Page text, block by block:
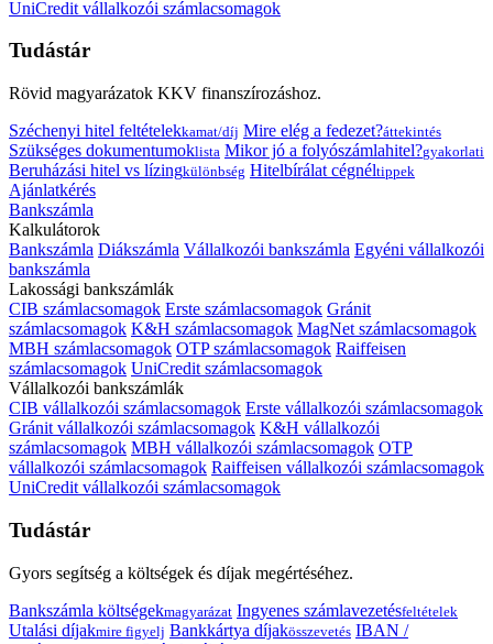
UniCredit vállalkozói számlacsomagok
Tudástár
Rövid magyarázatok KKV finanszírozáshoz.
Széchenyi hitel feltételekkamat/díj Mire elég a fedezet?áttekintés
Szükséges dokumentumoklista Mikor jó a folyószámlahitel?gyakorlati
Beruházási hitel vs lízingkülönbség Hitelbírálat cégnéltippek
Ajánlatkérés
Bankszámla
Kalkulátorok
Bankszámla Diákszámla Vállalkozói bankszámla Egyéni vállalkozói
bankszámla
Lakossági bankszámlák
CIB számlacsomagok Erste számlacsomagok Gránit
számlacsomagok K&H számlacsomagok MagNet számlacsomagok
MBH számlacsomagok OTP számlacsomagok Raiffeisen
számlacsomagok UniCredit számlacsomagok
Vállalkozói bankszámlák
CIB vállalkozói számlacsomagok Erste vállalkozói számlacsomagok
Gránit vállalkozói számlacsomagok K&H vállalkozói
számlacsomagok MBH vállalkozói számlacsomagok OTP
vállalkozói számlacsomagok Raiffeisen vállalkozói számlacsomagok
UniCredit vállalkozói számlacsomagok
Tudástár
Gyors segítség a költségek és díjak megértéséhez.
Bankszámla költségekmagyarázat Ingyenes számlavezetésfeltételek
Utalási díjakmire figyelj Bankkártya díjakösszevetés IBAN /